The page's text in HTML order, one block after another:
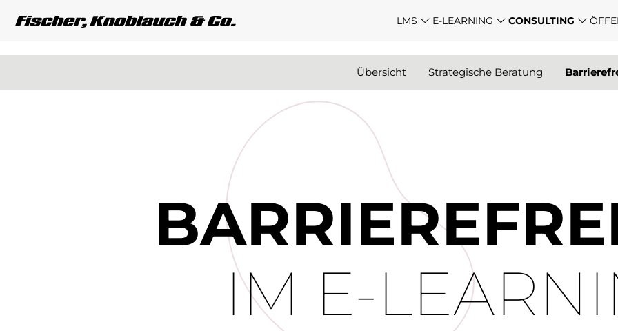
LMS E-LEARNING CONSULTING
Übersicht Strategische Beratung
IM E-